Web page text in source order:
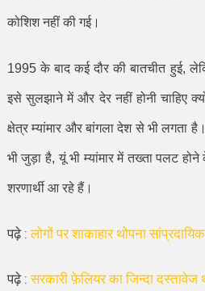
कोशिश नहीं की गई।
1995के बाद कई दौर की बातचीत हुई,
इसे सुलझाने में और देर नहीं होनी चाहिए
क्षेत्र म्यांमार और बांगला देश से भी लगता
भी जुड़ा है,यूं भी म्यांमार में तख्ता पलट
शरणार्थी आ रहे हैं।
पढ़े :लोगों पर शाकाहार थोपना
पढ़े :सरकारी फ़ेलियर का जिन्दा दस्तावेज